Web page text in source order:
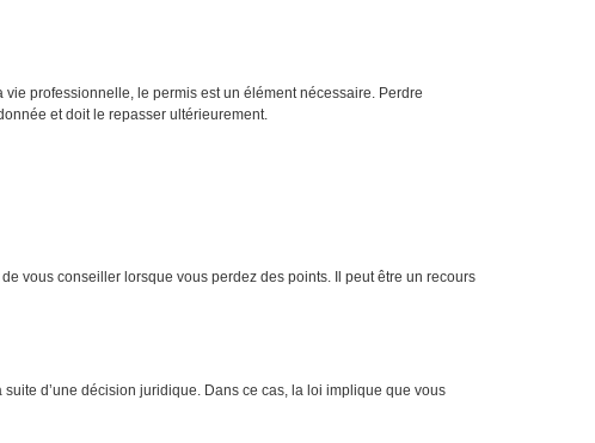
professionnelle, le permis est un élément nécessaire. Perdre
et doit le repasser ultérieurement.
vous conseiller lorsque vous perdez des points. Il peut être un recours
d’une décision juridique. Dans ce cas, la loi implique que vous